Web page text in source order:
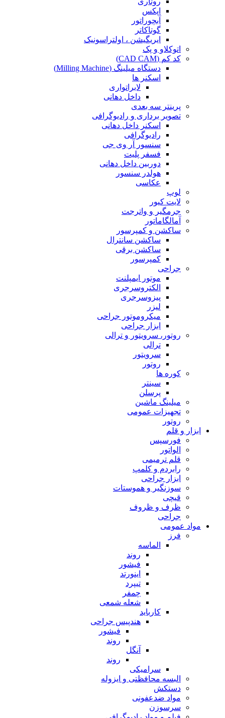
اپکس
آبچوراتور
گوتاکاتر
ایریگیشن ، اولتراسونیک
اتوکلاو و پک
کد کم (CAD CAM)
دستگاه میلینگ (Milling Machine)
اسکنر ها
لابراتواری
داخل دهانی
پرینتر سه بعدی
تصویر برداری و رادیوگرافی
اسکنر داخل دهانی
رادیوگرافی
سنسور آر وی جی
فسفر پلیت
دوربین داخل دهانی
هولدر سنسور
عکاسی
لوپ
لایت کیور
جرمگیر و واترجت
آمالگاماتور
ساکشن و کمپرسور
ساکشن سانترال
ساکشن برقی
کمپرسور
جراحی
موتور ایمپلنت
الکتروسرجری
پیزوسرجری
لیزر
میکروموتور جراحی
ابزار جراحی
روتور، سرویتور و ترالی
ترالی
سرویتور
روتور
کوره ها
سینتر
پرسلن
میلینگ ماشین
تجهیزات عمومی
روتور
ابزار و قلم
فورسپس
الواتور
قلم ترمیمی
رابردم و کلمپ
ابزار جراحی
سوزنگیر و هموستات
قیچی
ظرف و ظروف
جراحی
مواد عمومی
فرز
الماسه
روند
فیشور
اینورتد
تیپرد
چمفر
شعله شمعی
کارباید
هندپیس جراحی
فیشور
روند
آنگل
روند
سرامیکی
البسه محافظتی و ایزوله
دستکش
مواد ضدعفونی
سرسوزن